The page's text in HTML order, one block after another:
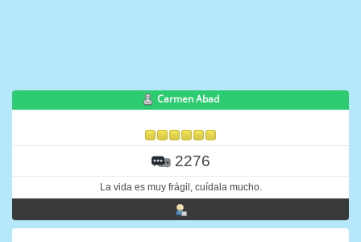
Carmen Abad
2276
La vida es muy frágil, cuídala mucho.